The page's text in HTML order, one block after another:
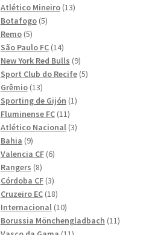
produkter
Atlético Mineiro 1313
Botafogo 55
Remo 55
produkter
São Paulo FC 1414
produkter
New York Red Bulls 99
produkter
Sport Club do Recife 55
Grêmio 1313
produkter
Sporting de Gijón 11
Fluminense FC 1111
produkter
Atlético Nacional 33
Bahia 99
produkter
Valencia CF 66
Rangers 88
produkter
Córdoba CF 33
produkter
Cruzeiro EC 1818
produkter
Internacional 1010
produkter
Borussia Mönchengladbach 1111